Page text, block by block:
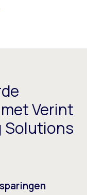
Verint
Solutions